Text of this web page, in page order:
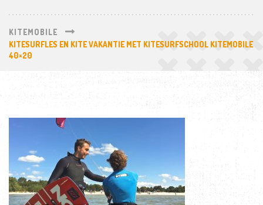
KITEMOBILE
KITESURFLES EN KITE VAKANTIE MET KITESURFSCHOOL KITEMOBILE
40×20